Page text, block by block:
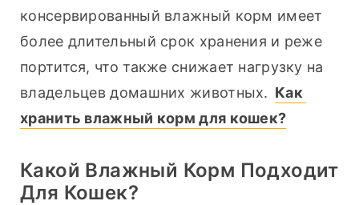
консервированный влажный корм имеет
более длительный срок хранения и реже
портится, что также снижает нагрузку на
владельцев домашних животных. Как
хранить влажный корм для кошек?
Какой Влажный Корм Подходит
Для Кошек?